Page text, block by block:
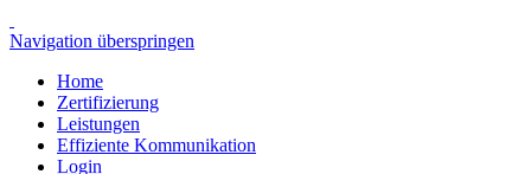
Navigation überspringen
Home
Zertifizierung
Leistungen
Effiziente Kommunikation
Login